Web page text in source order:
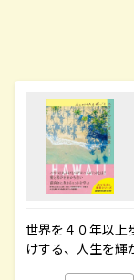
世界を４０年以上
けする、人生を輝